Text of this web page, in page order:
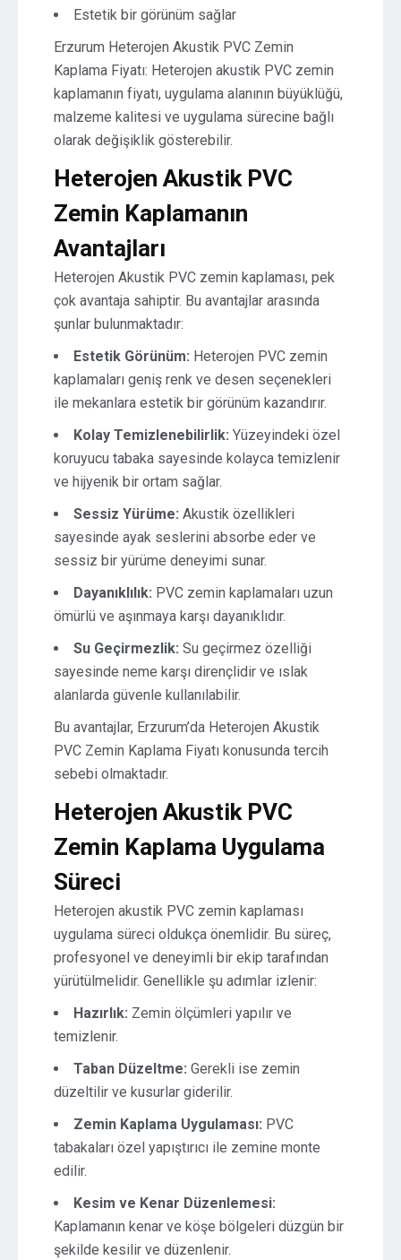
Estetik bir görünüm sağlar
Erzurum Heterojen Akustik PVC Zemin
Kaplama Fiyatı: Heterojen akustik PVC zemin
kaplamanın fiyatı, uygulama alanının büyüklüğü,
malzeme kalitesi ve uygulama sürecine bağlı
olarak değişiklik gösterebilir.
Heterojen Akustik PVC
Zemin Kaplamanın
Avantajları
Heterojen Akustik PVC zemin kaplaması, pek
çok avantaja sahiptir. Bu avantajlar arasında
şunlar bulunmaktadır:
Estetik Görünüm: Heterojen PVC zemin
kaplamaları geniş renk ve desen seçenekleri
ile mekanlara estetik bir görünüm kazandırır.
Kolay Temizlenebilirlik: Yüzeyindeki özel
koruyucu tabaka sayesinde kolayca temizlenir
ve hijyenik bir ortam sağlar.
Sessiz Yürüme: Akustik özellikleri
sayesinde ayak seslerini absorbe eder ve
sessiz bir yürüme deneyimi sunar.
Dayanıklılık: PVC zemin kaplamaları uzun
ömürlü ve aşınmaya karşı dayanıklıdır.
Su Geçirmezlik: Su geçirmez özelliği
sayesinde neme karşı dirençlidir ve ıslak
alanlarda güvenle kullanılabilir.
Bu avantajlar, Erzurum’da Heterojen Akustik
PVC Zemin Kaplama Fiyatı konusunda tercih
sebebi olmaktadır.
Heterojen Akustik PVC
Zemin Kaplama Uygulama
Süreci
Heterojen akustik PVC zemin kaplaması
uygulama süreci oldukça önemlidir. Bu süreç,
profesyonel ve deneyimli bir ekip tarafından
yürütülmelidir. Genellikle şu adımlar izlenir:
Hazırlık: Zemin ölçümleri yapılır ve
temizlenir.
Taban Düzeltme: Gerekli ise zemin
düzeltilir ve kusurlar giderilir.
Zemin Kaplama Uygulaması: PVC
tabakaları özel yapıştırıcı ile zemine monte
edilir.
Kesim ve Kenar Düzenlemesi:
Kaplamanın kenar ve köşe bölgeleri düzgün bir
şekilde kesilir ve düzenlenir.